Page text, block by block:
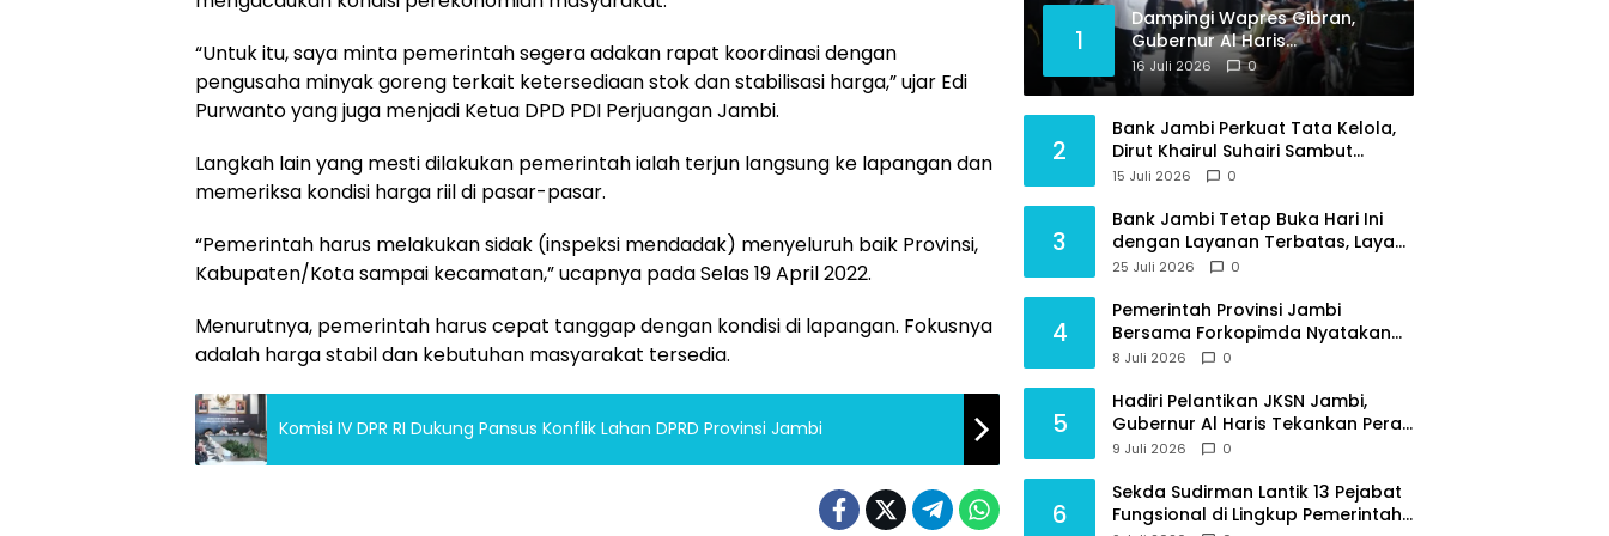
“Untuk itu, saya minta pemerintah segera adakan rapat koordinasi dengan
pengusaha minyak goreng terkait ketersediaan stok dan stabilisasi harga,” ujar Edi
Purwanto yang juga menjadi Ketua DPD PDI Perjuangan Jambi.
Langkah lain yang mesti dilakukan pemerintah ialah terjun langsung ke lapangan dan
memeriksa kondisi harga riil di pasar-pasar.
“Pemerintah harus melakukan sidak (inspeksi mendadak) menyeluruh baik Provinsi,
Kabupaten/Kota sampai kecamatan,” ucapnya pada Selas 19 April 2022.
Menurutnya, pemerintah harus cepat tanggap dengan kondisi di lapangan. Fokusnya
adalah harga stabil dan kebutuhan masyarakat tersedia.
Komisi IV DPR RI Dukung Pansus Konflik Lahan DPRD Provinsi Jambi
1
Dampingi Wapres Gibran,
Gubernur Al Haris
Perjuangkan MRI Baru dan
Tambahan Dokter Spesialis
16 Juli 2026 0
2
Bank Jambi Perkuat Tata Kelola,
Dirut Khairul Suhairi Sambut
Sinergi Strategis Bersama BPKP
15 Juli 2026 0
3
Bank Jambi Tetap Buka Hari Ini
dengan Layanan Terbatas, Layani
Penggantian Kartu ATM dan
25 Juli 2026 0
4
Pemerintah Provinsi Jambi
Bersama Forkopimda Nyatakan
Sikap Tegas Berantas Geng Motor
8 Juli 2026 0
5
Hadiri Pelantikan JKSN Jambi,
Gubernur Al Haris Tekankan Peran
Guru dan Kiai Jaga Moral
9 Juli 2026 0
6
Sekda Sudirman Lantik 13 Pejabat
Fungsional di Lingkup Pemerintah